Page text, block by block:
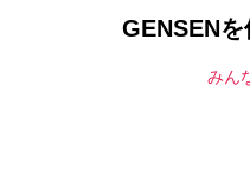
GENSEN
みん